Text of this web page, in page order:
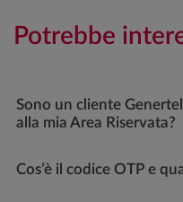
Potrebbe
Sono un cliente
alla mia Area Riservata?
Cos’è il codice OTP e